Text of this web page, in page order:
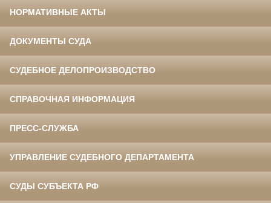
НОРМАТИВНЫЕ АКТЫ
ДОКУМЕНТЫ СУДА
СУДЕБНОЕ ДЕЛОПРОИЗВОДСТВО
СПРАВОЧНАЯ ИНФОРМАЦИЯ
ПРЕСС-СЛУЖБА
УПРАВЛЕНИЕ СУДЕБНОГО ДЕПАРТАМЕНТА
СУДЫ СУБЪЕКТА РФ